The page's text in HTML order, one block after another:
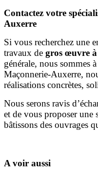
Contactez votre
Auxerre
Si vous recherchez une
travaux de gros œuvre
générale, nous sommes
Maçonnerie-Auxerre,
réalisations concrètes,
Nous serons ravis
et de vous proposer une
bâtissons des ouvrages
A voir aussi